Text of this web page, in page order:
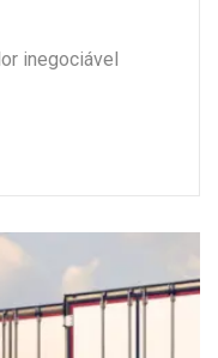
inegociável